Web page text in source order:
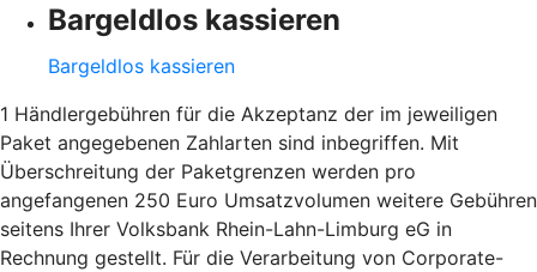
Bargeldlos kassieren
Bargeldlos kassieren
1 Händlergebühren für die Akzeptanz der im jeweiligen
Paket angegebenen Zahlarten sind inbegriffen. Mit
Überschreitung der Paketgrenzen werden pro
angefangenen 250 Euro Umsatzvolumen weitere Gebühren
seitens Ihrer Volksbank Rhein-Lahn-Limburg eG in
Rechnung gestellt. Für die Verarbeitung von Corporate-